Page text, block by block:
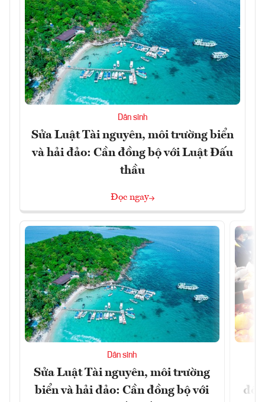
Dân sinh
Sửa Luật Tài nguyên, môi trường biển
và hải đảo: Cần đồng bộ với Luật Đấu
thầu
Đọc ngay
Dân sinh
Sửa Luật Tài nguyên, môi trường
biển và hải đảo: Cần đồng bộ với